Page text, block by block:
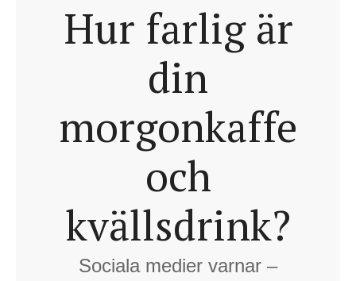
Hur farlig är
din
morgonkaffe
och
kvällsdrink?
Sociala medier varnar –